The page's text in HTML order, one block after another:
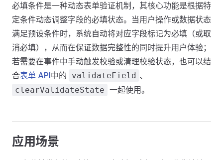
必填条件是一种动态表单验证机制，其核心功能是根据特
定条件动态调整字段的必填状态。当用户操作或数据状态
满足预设条件时，系统自动将对应字段标记为必填（或取
消必填），从而在保证数据完整性的同时提升用户体验；
若需要在事件中手动触发校验或清理校验状态，也可以结
合表单 API中的 validateField 、
clearValidateState 一起使用。
应用场景